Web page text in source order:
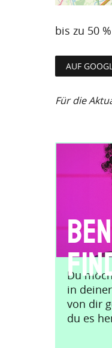
bis zu 50
AUF
Für die
Du
in
von dir
du es